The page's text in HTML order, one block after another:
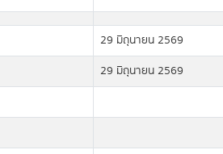
29 มิถุนายน 2569
29 มิถุนายน 2569